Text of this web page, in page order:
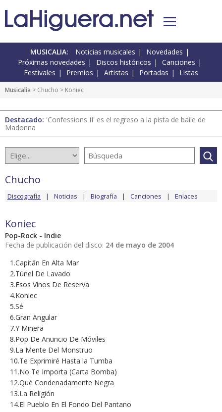
MUSICALIA: Noticias musicales
Novedades
Próximas novedades
Discos históricos
Canciones
Festivales
Premios Artistas Portadas Listas
Musicalia > Chucho > Koniec
Destacado: 'Confessions II' es el regreso a la pista de baile de
Madonna
Chucho
Discografía Noticias Biografía Canciones Enlaces
Koniec
Pop-Rock - Indie
Fecha de publicación del disco: 24 de mayo de 2004
1.Capitán En Alta Mar
2.Túnel De Lavado
3.Esos Vinos De Reserva
4.Koniec
5.Sé
6.Gran Angular
7.Y Minera
8.Pop De Anuncio De Móviles
9.La Mente Del Monstruo
10.Te Exprimiré Hasta la Tumba
11.No Te Importa (Carta Bomba)
12.Qué Condenadamente Negra
13.La Religión
14.El Pueblo En El Fondo Del Pantano